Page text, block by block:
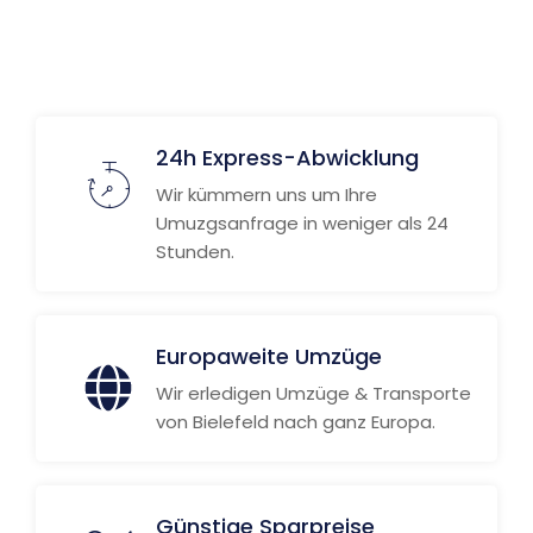
24h Express-Abwicklung
Wir kümmern uns um Ihre
Umuzgsanfrage in weniger als 24
Stunden.
Europaweite Umzüge
Wir erledigen Umzüge & Transporte
von Bielefeld nach ganz Europa.
Günstige Sparpreise